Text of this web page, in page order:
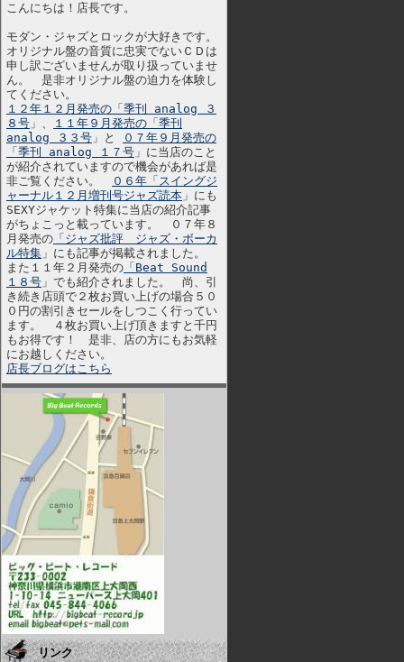
こんにちは！店長です。
モダン・ジャズとロックが大好きです。
オリジナル盤の音質に忠実でないＣＤは
申し訳ございませんが取り扱っていませ
ん。 是非オリジナル盤の迫力を体験し
てください。
１２年１２月発売の「季刊 analog ３
８号 」、
１１年９月発売の「季刊
analog ３３号 」と
０７年９月発売の
「季刊 analog １７号 」に当店のこと
が紹介されていますので機会があれば是
非ご覧ください。
０６年「スイングジ
ャーナル１２月増刊号ジャズ読本 」にも
SEXYジャケット特集に当店の紹介記事
がちょこっと載っています。 ０７年８
月発売の 「ジャズ批評 ジャズ・ボーカ
ル特集 」にも記事が掲載されました。
また１１年２月発売の 「Beat Sound
１８号 」でも紹介されました。 尚、引
き続き店頭で２枚お買い上げの場合５０
０円の割引きセールをしつこく行ってい
ます。 ４枚お買い上げ頂きますと千円
もお得です！ 是非、店の方にもお気軽
にお越しください。
店長ブログはこちら
リンク